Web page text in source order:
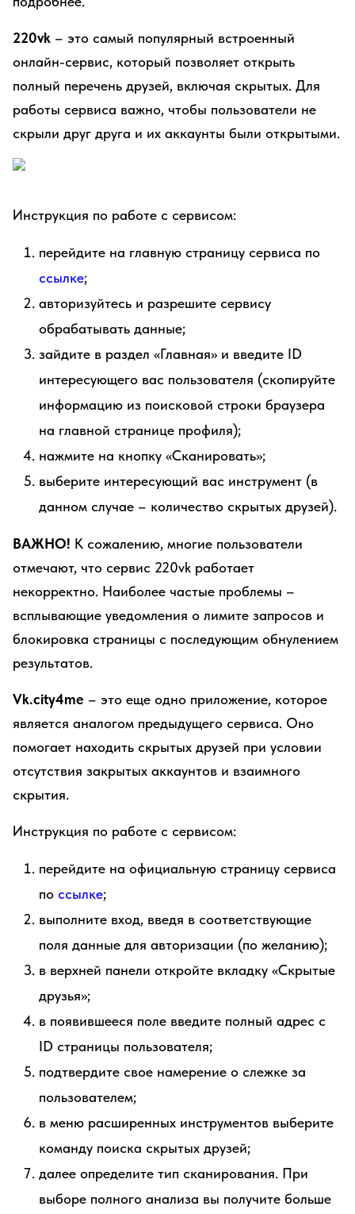
220vk – это самый популярный встроенный
онлайн-сервис, который позволяет открыть
полный перечень друзей, включая скрытых. Для
работы сервиса важно, чтобы пользователи не
скрыли друг друга и их аккаунты были открытыми.
Инструкция по работе с сервисом:
перейдите на главную страницу сервиса по
ссылке;
авторизуйтесь и разрешите сервису
обрабатывать данные;
зайдите в раздел «Главная» и введите ID
интересующего вас пользователя (скопируйте
информацию из поисковой строки браузера
на главной странице профиля);
нажмите на кнопку «Сканировать»;
выберите интересующий вас инструмент (в
данном случае – количество скрытых друзей).
ВАЖНО! К сожалению, многие пользователи
отмечают, что сервис 220vk работает
некорректно. Наиболее частые проблемы –
всплывающие уведомления о лимите запросов и
блокировка страницы с последующим обнулением
результатов.
Vk.city4me – это еще одно приложение, которое
является аналогом предыдущего сервиса. Оно
помогает находить скрытых друзей при условии
отсутствия закрытых аккаунтов и взаимного
скрытия.
Инструкция по работе с сервисом:
перейдите на официальную страницу сервиса
по ссылке;
выполните вход, введя в соответствующие
поля данные для авторизации (по желанию);
в верхней панели откройте вкладку «Скрытые
друзья»;
в появившееся поле введите полный адрес с
ID страницы пользователя;
подтвердите свое намерение о слежке за
пользователем;
в меню расширенных инструментов выберите
команду поиска скрытых друзей;
далее определите тип сканирования. При
выборе полного анализа вы получите больше